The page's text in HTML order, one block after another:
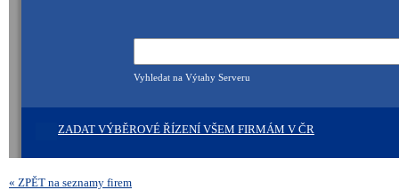
Vyhledat na Výtahy Serveru
ZADAT VÝBĚROVÉ ŘÍZENÍ VŠEM FIRMÁM V ČR
« ZPĚT na seznamy firem